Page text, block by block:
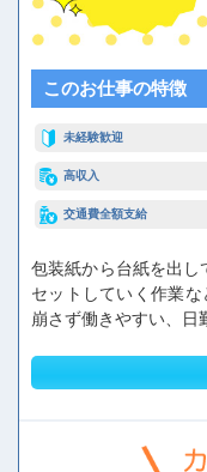
このお仕事の特徴
未経験歓迎
高収入
交通費全額支給
包装紙から台紙を出し
セットしていく作業
崩さず働きやすい、日